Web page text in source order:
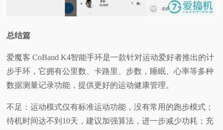
总结篇
爱魔客 CoBand K4智能手环是一款针对运动爱好者推出的计
步手环，它拥有公里数、卡路里、步数，睡眠、心率等多种
数据测量记录功能，提供更好的运动健康管理。
不足：运动模式仅有标准运动功能，没有常用的跑步模式；
待机时间达不到10天，建议加强算法，进一步减少功耗；充